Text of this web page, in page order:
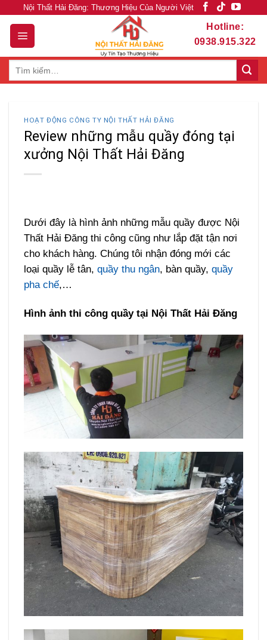
content
Nội Thất Hải Đăng: Thương Hiệu Của Người Việt
Hotline:
0938.915.322
HOẠT ĐỘNG CÔNG TY NỘI THẤT HẢI ĐĂNG
Review những mẫu quầy đóng tại
xưởng Nội Thất Hải Đăng
Dưới đây là hình ảnh những mẫu quầy được Nội
Thất Hải Đăng thi công cũng như lắp đặt tận nơi
cho khách hàng. Chúng tôi nhận đóng mới các
loại quầy lễ tân,quầy thu ngân, bàn quầy,quầy
pha chế,…
Hình ảnh thi công quầy tại Nội Thất Hải Đăng